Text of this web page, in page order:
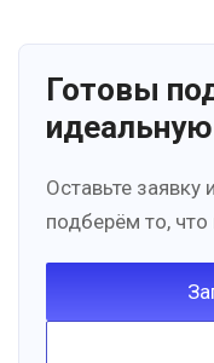
Готовы
Оставьте заявку
подберём то,